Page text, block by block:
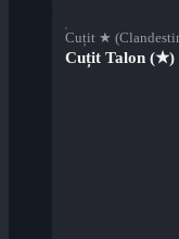
Cuțit ★
Cuțit Talon (★)